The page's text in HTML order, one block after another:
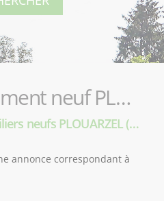
Achat appartement neuf PLOUARZEL (29810)
0 programmes immobiliers neufs PLOUARZEL (29810)
annonce correspondant à